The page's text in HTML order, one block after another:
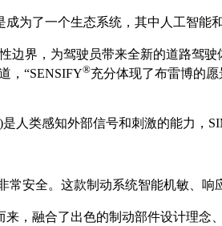
为了一个生态系统，其中人工智能
边界，为驾驶员带来全新的道路驾
，“SENSIFY®充分体现了布雷博的
人类感知外部信号和刺激的能力，
常安全。这款制动系统智能机敏、
，融合了出色的制动部件设计理念